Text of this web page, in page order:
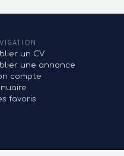
un CV
une annonce
compte
favoris